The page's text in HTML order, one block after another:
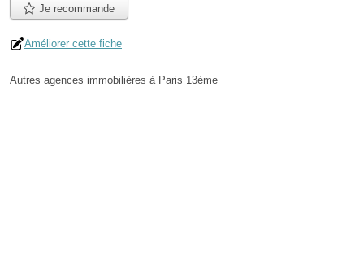
Je recommande
Améliorer cette fiche
Autres agences immobilières à Paris 13ème